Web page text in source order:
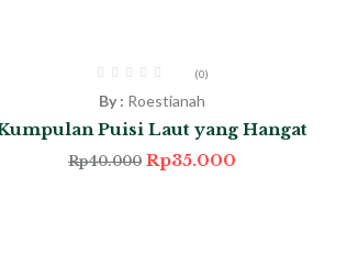
(0)
By : Roestianah
Puisi Laut yang Hangat
Rp40.000 Rp35.000